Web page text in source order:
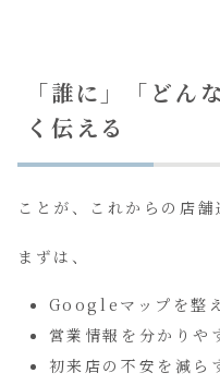
「誰に」「どん
く伝える
ことが、これからの店舗
まずは、
Googleマップを整
営業情報を分かりや
初来店の不安を減ら